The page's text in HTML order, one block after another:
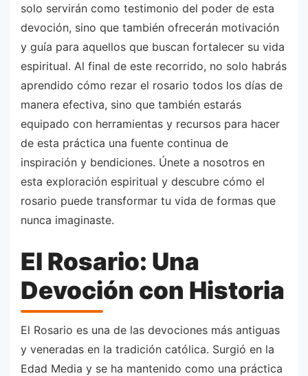
solo servirán como testimonio del poder de esta
devoción, sino que también ofrecerán motivación
y guía para aquellos que buscan fortalecer su vida
espiritual. Al final de este recorrido, no solo habrás
aprendido cómo rezar el rosario todos los días de
manera efectiva, sino que también estarás
equipado con herramientas y recursos para hacer
de esta práctica una fuente continua de
inspiración y bendiciones. Únete a nosotros en
esta exploración espiritual y descubre cómo el
rosario puede transformar tu vida de formas que
nunca imaginaste.
El Rosario: Una
Devoción con Historia
El Rosario es una de las devociones más antiguas
y veneradas en la tradición católica. Surgió en la
Edad Media y se ha mantenido como una práctica